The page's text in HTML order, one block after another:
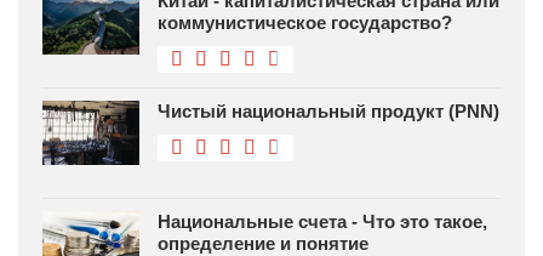
коммунистическое государство?
Чистый национальный продукт (PNN)
Национальные счета - Что это такое,
определение и понятие